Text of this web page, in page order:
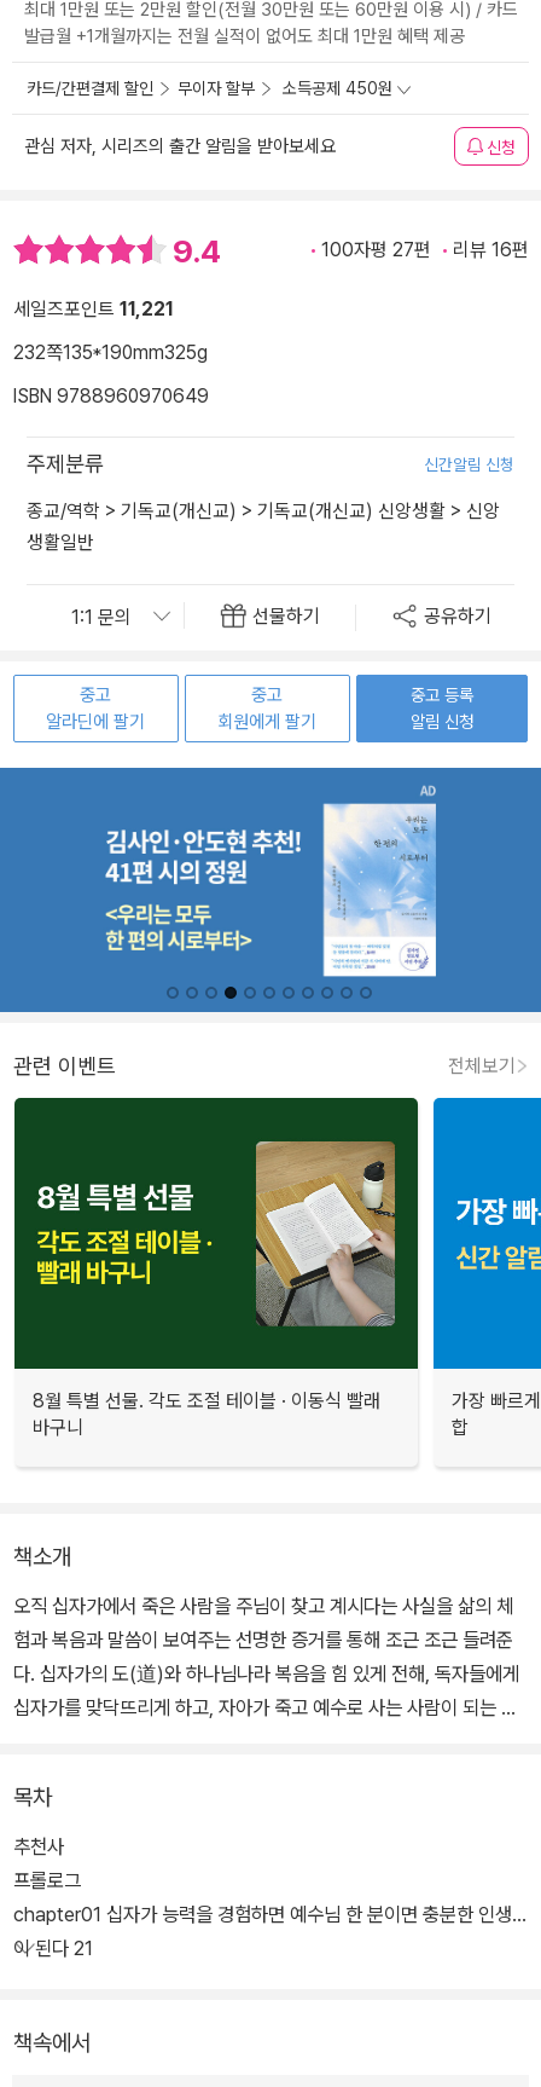
최대 1만원 또는 2만원 할인(전월 30만원 또는 60만원 이용 시) / 카드
발급월 +1개월까지는 전월 실적이 없어도 최대 1만원 혜택 제공
카드/간편결제 할인 무이자 할부 소득공제 450원
관심 저자, 시리즈의 출간 알림을 받아보세요 신청
9.4 100자평 27편 리뷰 16편
세일즈포인트 11,221
232쪽135*190mm325g
ISBN 9788960970649
주제분류 신간알림 신청
종교/역학 > 기독교(개신교) > 기독교(개신교) 신앙생활 > 신앙
생활일반
선물하기 공유하기
중고
알라딘에 팔기
중고
회원에게 팔기
중고 등록
알림 신청
관련 이벤트 전체보기
8월 특별 선물. 각도 조절 테이블 · 이동식 빨래
바구니
가장 빠르
합
책소개
오직 십자가에서 죽은 사람을 주님이 찾고 계시다는 사실을 삶의 체
험과 복음과 말씀이 보여주는 선명한 증거를 통해 조근 조근 들려준
다. 십자가의 도(道)와 하나님나라 복음을 힘 있게 전해, 독자들에게
십자가를 맞닥뜨리게 하고, 자아가 죽고 예수로 사는 사람이 되는 구
목차
추천사
프롤로그
chapter01 십자가 능력을 경험하면 예수님 한 분이면 충분한 인생
이 된다 21
책속에서